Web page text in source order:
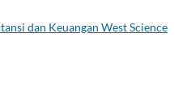
dan Keuangan West Science